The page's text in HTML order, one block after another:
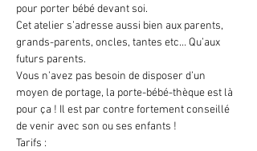
pour porter bébé devant soi.
Cet atelier s’adresse aussi bien aux parents,
grands-parents, oncles, tantes etc… Qu’aux
futurs parents.
Vous n’avez pas besoin de disposer d’un
moyen de portage, la porte-bébé-thèque est là
pour ça ! Il est par contre fortement conseillé
de venir avec son ou ses enfants !
Tarifs :